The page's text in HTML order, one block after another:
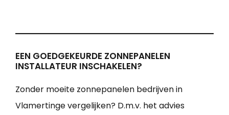
EEN GOEDGEKEURDE ZONNEPANELEN
INSTALLATEUR INSCHAKELEN?
Zonder moeite zonnepanelen bedrijven in
Vlamertinge vergelijken? D.m.v. het advies